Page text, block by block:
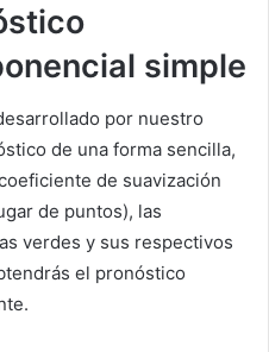
simple
por nuestro
de una forma sencilla,
de suavización
de puntos), las
verdes y sus respectivos
el pronóstico